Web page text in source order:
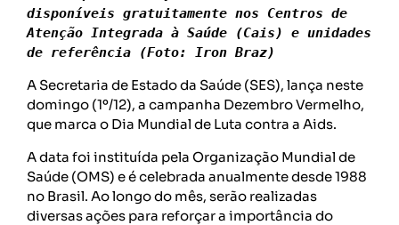
disponíveis gratuitamente nos Centros de
Atenção Integrada à Saúde (Cais) e unidades
de referência (Foto: Iron Braz)
A Secretaria de Estado da Saúde (SES), lança neste
domingo (1º/12), a campanha Dezembro Vermelho,
que marca o Dia Mundial de Luta contra a Aids.
A data foi instituída pela Organização Mundial de
Saúde (OMS) e é celebrada anualmente desde 1988
no Brasil. Ao longo do mês, serão realizadas
diversas ações para reforçar a importância do